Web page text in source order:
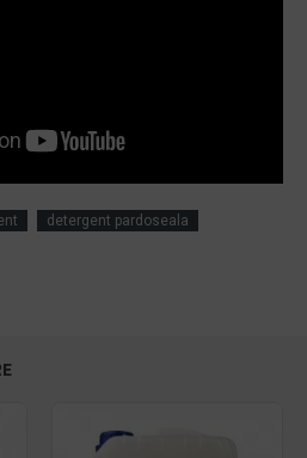
detergent pardoseala